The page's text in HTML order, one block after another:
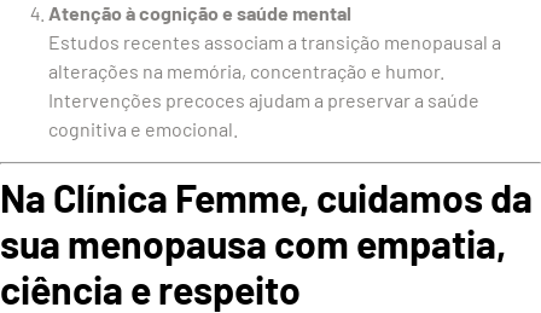
Atenção à cognição e saúde mental
Estudos recentes associam a transição menopausal a
alterações na memória, concentração e humor.
Intervenções precoces ajudam a preservar a saúde
cognitiva e emocional.
Na Clínica Femme, cuidamos da
sua menopausa com empatia,
ciência e respeito